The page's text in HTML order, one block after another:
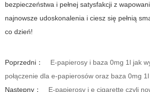
bezpieczeństwa i pełnej satysfakcji z
najnowsze udoskonalenia i ciesz się pełnią
co dzień!
Poprzedni：
E-papierosy i baza 0mg 1l jak
połączenie dla e-papierosów oraz baza 0mg 1l
Następny：
E-papierosy i e cigarette czyli